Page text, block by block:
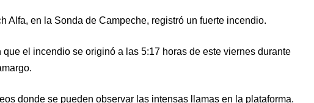
Alfa, en la Sonda de Campeche, registró un fuerte incendio.
que el incendio se originó a las 5:17 horas de este viernes durante
donde se pueden observar las intensas llamas en la plataforma.